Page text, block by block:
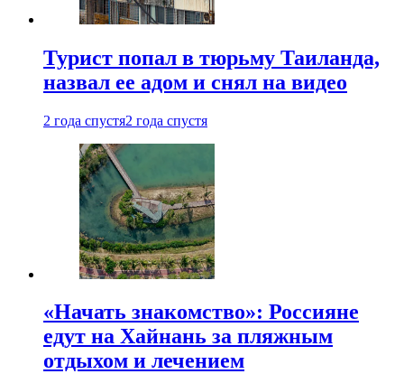
Турист попал в тюрьму Таиланда,
назвал ее адом и снял на видео
2 года спустя2 года спустя
«Начать знакомство»: Россияне
едут на Хайнань за пляжным
отдыхом и лечением